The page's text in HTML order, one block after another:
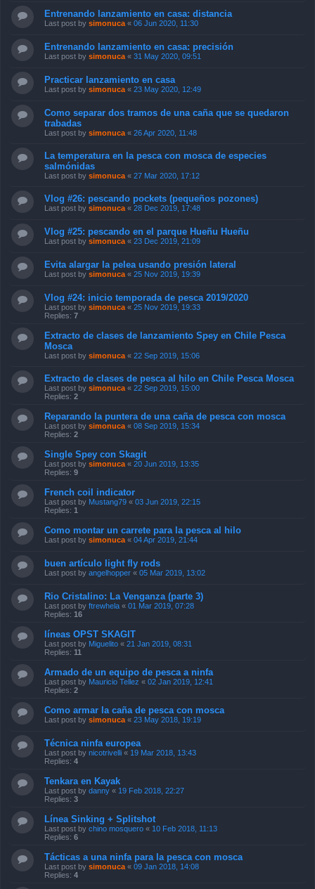
Entrenando lanzamiento en casa: distancia
Last post by simonuca « 06 Jun 2020, 11:30
Entrenando lanzamiento en casa: precisión
Last post by simonuca « 31 May 2020, 09:51
Practicar lanzamiento en casa
Last post by simonuca « 23 May 2020, 12:49
Como separar dos tramos de una caña que se quedaron
trabadas
Last post by simonuca « 26 Apr 2020, 11:48
La temperatura en la pesca con mosca de especies
salmónidas
Last post by simonuca « 27 Mar 2020, 17:12
Vlog #26: pescando pockets (pequeños pozones)
Last post by simonuca « 28 Dec 2019, 17:48
Vlog #25: pescando en el parque Hueñu Hueñu
Last post by simonuca « 23 Dec 2019, 21:09
Evita alargar la pelea usando presión lateral
Last post by simonuca « 25 Nov 2019, 19:39
Vlog #24: inicio temporada de pesca 2019/2020
Last post by simonuca « 25 Nov 2019, 19:33
Replies: 7
Extracto de clases de lanzamiento Spey en Chile Pesca
Mosca
Last post by simonuca « 22 Sep 2019, 15:06
Extracto de clases de pesca al hilo en Chile Pesca Mosca
Last post by simonuca « 22 Sep 2019, 15:00
Replies: 2
Reparando la puntera de una caña de pesca con mosca
Last post by simonuca « 08 Sep 2019, 15:34
Replies: 2
Single Spey con Skagit
Last post by simonuca « 20 Jun 2019, 13:35
Replies: 9
French coil indicator
Last post by Mustang79 « 03 Jun 2019, 22:15
Replies: 1
Como montar un carrete para la pesca al hilo
Last post by simonuca « 04 Apr 2019, 21:44
buen artículo light fly rods
Last post by angelhopper « 05 Mar 2019, 13:02
Rio Cristalino: La Venganza (parte 3)
Last post by ftrewhela « 01 Mar 2019, 07:28
Replies: 16
líneas OPST SKAGIT
Last post by Miguelito « 21 Jan 2019, 08:31
Replies: 11
Armado de un equipo de pesca a ninfa
Last post by Mauricio Tellez « 02 Jan 2019, 12:41
Replies: 2
Como armar la caña de pesca con mosca
Last post by simonuca « 23 May 2018, 19:19
Técnica ninfa europea
Last post by nicotrivelli « 19 Mar 2018, 13:43
Replies: 4
Tenkara en Kayak
Last post by danny « 19 Feb 2018, 22:27
Replies: 3
Línea Sinking + Splitshot
Last post by chino mosquero « 10 Feb 2018, 11:13
Replies: 6
Tácticas a una ninfa para la pesca con mosca
Last post by simonuca « 09 Jan 2018, 14:08
Replies: 4